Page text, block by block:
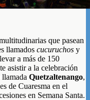
que pasean
llamados cucuruchos y
a más de 150
asistir a la celebración
llamada Quetzaltenango,
de Cuaresma en el
en Semana Santa.